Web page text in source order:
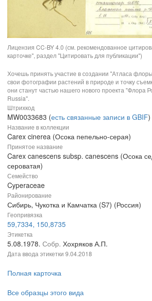
Лицензия CC-BY 4.0 (см. рекомендованное
карточке", раздел "Цитировать для публикации")
Хочешь принять участие в создании "Атласа
свои фотографии растений в природе и точку
они станут частью нашего нового проекта "Флора
Russia".
Штрихкод
MW0033683 (есть связанные записи в GBIF)
Название в коллекции
Carex cinerea (Осока пепельно-серая)
Принятое название
Carex canescens subsp. canescens (Осока
сероватая)
Семейство
Cyperaceae
Районирование
Сибирь, Чукотка и Камчатка (S7) (Россия)
Геопривязка
59,7334, 150,8735
Этикетка
5.08.1978. Собр. Хохряков А.П.
Дата ввода этикетки 9.04.2018
Полная карточка
Все образцы этого вида